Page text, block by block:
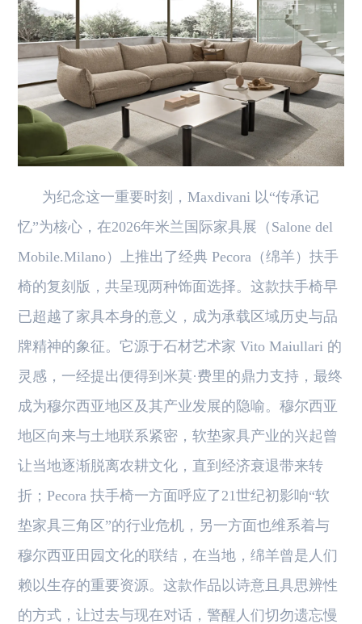
为纪念这一重要时刻，Maxdivani 以“传承记
忆”为核心，在2026年米兰国际家具展（Salone del
Mobile.Milano）上推出了经典 Pecora（绵羊）扶手
椅的复刻版，共呈现两种饰面选择。这款扶手椅早
已超越了家具本身的意义，成为承载区域历史与品
牌精神的象征。它源于石材艺术家 Vito Maiullari 的
灵感，一经提出便得到米莫·费里的鼎力支持，最终
成为穆尔西亚地区及其产业发展的隐喻。穆尔西亚
地区向来与土地联系紧密，软垫家具产业的兴起曾
让当地逐渐脱离农耕文化，直到经济衰退带来转
折；Pecora 扶手椅一方面呼应了21世纪初影响“软
垫家具三角区”的行业危机，另一方面也维系着与
穆尔西亚田园文化的联结，在当地，绵羊曾是人们
赖以生存的重要资源。这款作品以诗意且具思辨性
的方式，让过去与现在对话，警醒人们切勿遗忘慢